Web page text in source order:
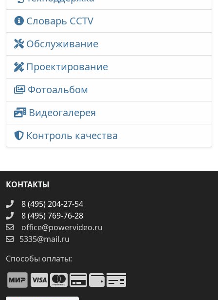
Словарь CCTV
Обслуживание
Проектирование
Фотоальбом
Видеогалерея
Контроль качества
КОНТАКТЫ
8 (495) 204-27-54
8 (495) 769-76-28
office@powervideo.ru
5335@mail.ru
Способы оплаты: